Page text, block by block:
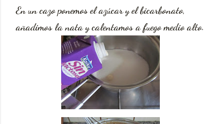
En un cazo ponemos el azúcar y el bicarbonato,
añadimos la nata y calentamos a fuego medio alto.